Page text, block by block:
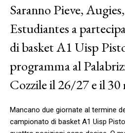
Saranno Pieve,
Estudiantes a
di basket A1 Uisp
programma al
Cozzile il 26/27 e il 30
Mancano due giornate al termine
campionato di basket A1 Uisp